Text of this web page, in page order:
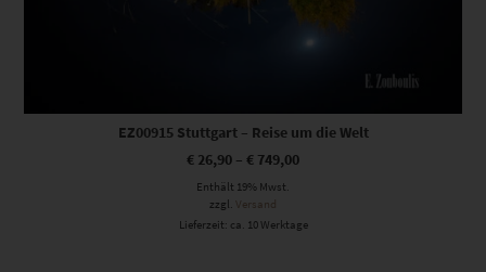
EZ00915 Stuttgart – Reise um die Welt
€ 26,90 – € 749,00
Enthält 19% Mwst.
zzgl. Versand
Lieferzeit: ca. 10 Werktage